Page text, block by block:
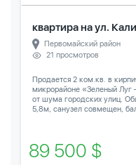
квартира на ул.
Первомайский район
21 просмотров
Продается 2 ком.кв. в
микрорайоне «Зеленый Луг
от шума городских улиц.
5,8м, санузел совмещен,
89 500 $